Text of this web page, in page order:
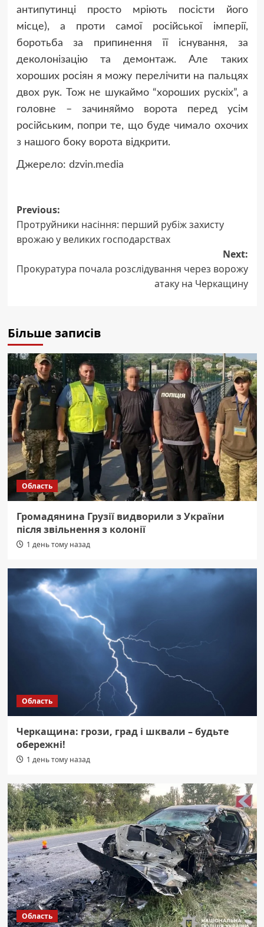
антипутинці просто мріють посісти його
місце), а проти самої російської імперії,
боротьба за припинення її існування, за
деколонізацію та демонтаж. Але таких
хороших росіян я можу перелічити на пальцях
двох рук. Тож не шукаймо “хороших рускіх”, а
головне – зачиняймо ворота перед усім
російським, попри те, що буде чимало охочих
з нашого боку ворота відкрити.
Джерело: dzvin.media
Post
navigation
Previous:
Протруйники насіння: перший рубіж захисту
врожаю у великих господарствах
Next:
Прокуратура почала розслідування через ворожу
атаку на Черкащину
Більше записів
Область
Громадянина Грузії видворили з України
після звільнення з колонії
1 день тому назад
Область
Черкащина: грози, град і шквали – будьте
обережні!
1 день тому назад
Область